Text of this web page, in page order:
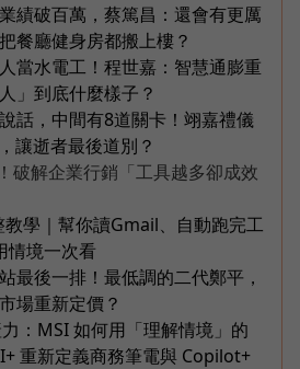
績破百萬，蔡篤昌：還會有更厲
餐廳健身房都搬上樓？
當水電工！程世嘉：智慧通膨重
」到底什麼樣子？
話，中間有8道關卡！翊嘉禮儀
讓逝者最後道別？
破解企業行銷「工具越多卻成效
學｜幫你讀Gmail、自動跑完工
情境一次看
最後一排！最低調的二代鄭平，
場重新定價？
：MSI 如何用「理解情境」的
重新定義商務筆電與 Copilot+